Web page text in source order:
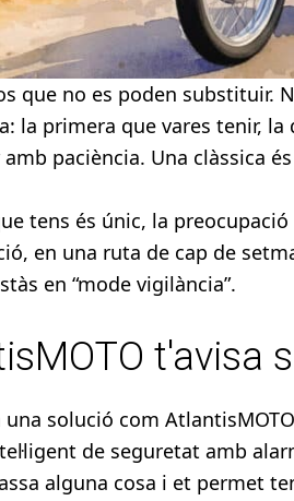
que no es poden substituir.
la primera que vares tenir,
paciència. Una clàssica
tens és únic, la
en una ruta de cap de
en “mode vigilància”.
t'avisa
una solució com
de seguretat amb
alguna cosa i et permet